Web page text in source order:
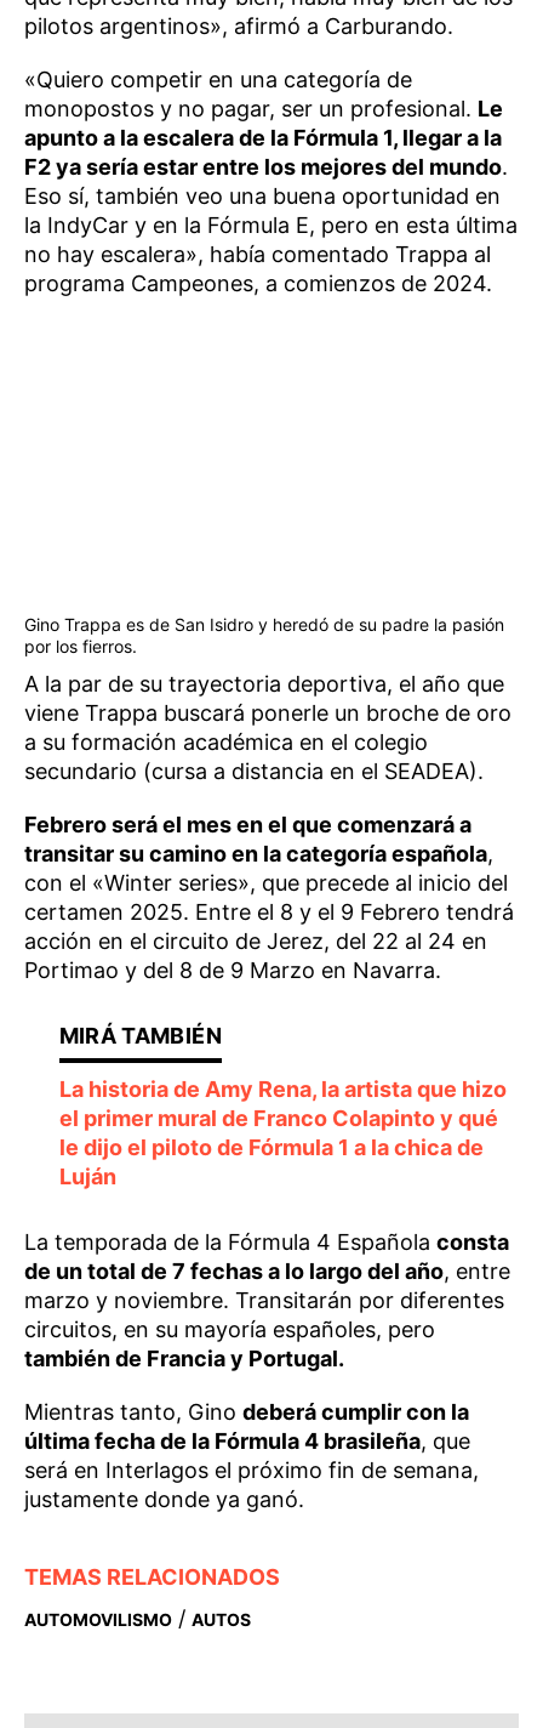
pilotos argentinos», afirmó a Carburando.
«Quiero competir en una categoría de
monopostos y no pagar, ser un profesional. Le
apunto a la escalera de la Fórmula 1, llegar a la
F2 ya sería estar entre los mejores del mundo.
Eso sí, también veo una buena oportunidad en
la IndyCar y en la Fórmula E, pero en esta última
no hay escalera», había comentado Trappa al
programa Campeones, a comienzos de 2024.
Gino Trappa es de San Isidro y heredó de su padre la pasión
por los fierros.
A la par de su trayectoria deportiva, el año que
viene Trappa buscará ponerle un broche de oro
a su formación académica en el colegio
secundario (cursa a distancia en el SEADEA).
Febrero será el mes en el que comenzará a
transitar su camino en la categoría española,
con el «Winter series», que precede al inicio del
certamen 2025. Entre el 8 y el 9 Febrero tendrá
acción en el circuito de Jerez, del 22 al 24 en
Portimao y del 8 de 9 Marzo en Navarra.
La historia de Amy Rena, la artista que hizo
el primer mural de Franco Colapinto y qué
le dijo el piloto de Fórmula 1 a la chica de
Luján
La temporada de la Fórmula 4 Española consta
de un total de 7 fechas a lo largo del año, entre
marzo y noviembre. Transitarán por diferentes
circuitos, en su mayoría españoles, pero
también de Francia y Portugal.
Mientras tanto, Gino deberá cumplir con la
última fecha de la Fórmula 4 brasileña, que
será en Interlagos el próximo fin de semana,
justamente donde ya ganó.
TEMAS RELACIONADOS
AUTOMOVILISMO / AUTOS